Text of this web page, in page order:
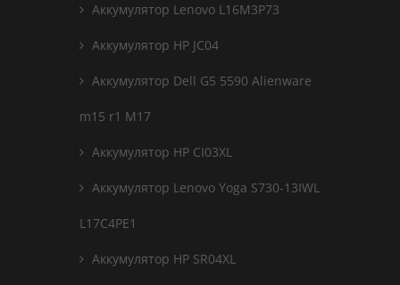
Аккумулятор Lenovo L16M3P73
Аккумулятор HP JC04
Аккумулятор Dell G5 5590 Alienware
m15 r1 M17
Аккумулятор HP CI03XL
Аккумулятор Lenovo Yoga S730-13IWL
L17C4PE1
Аккумулятор HP SR04XL